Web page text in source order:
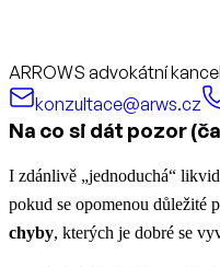
ARROWS advokátní
konzultace@arws.cz
Na co si dát pozor
I zdánlivě „jednoduchá“
pokud se opomenou důležité
chyby, kterých je dobré se